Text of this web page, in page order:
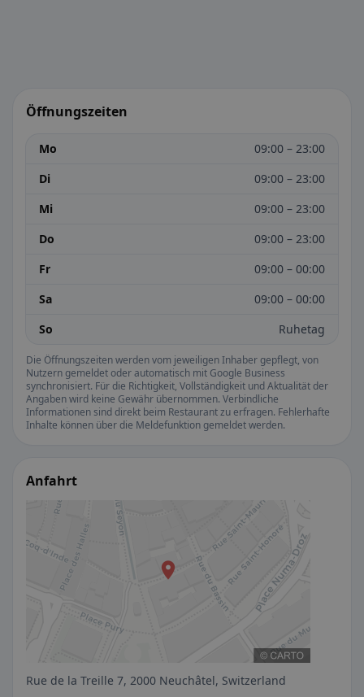
Öffnungszeiten
Mo
09:00 – 23:00
Di
09:00 – 23:00
Mi
09:00 – 23:00
Do
09:00 – 23:00
Fr
09:00 – 00:00
Sa
09:00 – 00:00
So
Ruhetag
Die Öffnungszeiten werden vom jeweiligen Inhaber gepflegt, von
Nutzern gemeldet oder automatisch mit Google Business
synchronisiert. Für die Richtigkeit, Vollständigkeit und Aktualität der
Angaben wird keine Gewähr übernommen. Verbindliche
Informationen sind direkt beim Restaurant zu erfragen. Fehlerhafte
Inhalte können über die Meldefunktion gemeldet werden.
Anfahrt
Rue de la Treille 7, 2000 Neuchâtel, Switzerland